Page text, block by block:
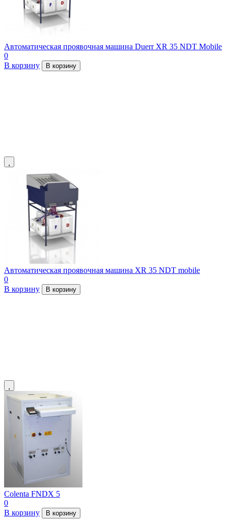
Автоматическая проявочная машина Duerr XR 35 NDT Mobile
0
В корзину
В корзину
Автоматическая проявочная машина XR 35 NDT mobile
0
В корзину
В корзину
Colenta FNDX 5
0
В корзину
В корзину